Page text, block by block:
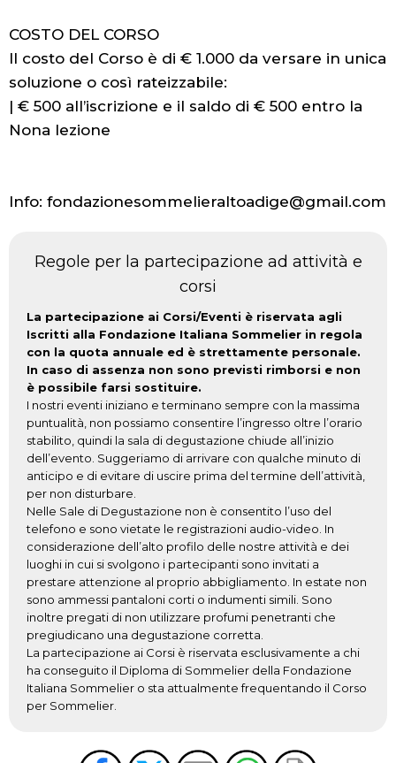
COSTO DEL CORSO
Il costo del Corso è di € 1.000 da versare in unica
soluzione o così rateizzabile:
| € 500 all’iscrizione e il saldo di € 500 entro la
Nona lezione
Info: fondazionesommelieraltoadige@gmail.com
Regole per la partecipazione ad attività e
corsi
La partecipazione ai Corsi/Eventi è riservata agli
Iscritti alla Fondazione Italiana Sommelier in regola
con la quota annuale ed è strettamente personale.
In caso di assenza non sono previsti rimborsi e non
è possibile farsi sostituire.
I nostri eventi iniziano e terminano sempre con la massima
puntualità, non possiamo consentire l’ingresso oltre l’orario
stabilito, quindi la sala di degustazione chiude all’inizio
dell’evento. Suggeriamo di arrivare con qualche minuto di
anticipo e di evitare di uscire prima del termine dell’attività,
per non disturbare.
Nelle Sale di Degustazione non è consentito l’uso del
telefono e sono vietate le registrazioni audio-video. In
considerazione dell’alto profilo delle nostre attività e dei
luoghi in cui si svolgono i partecipanti sono invitati a
prestare attenzione al proprio abbigliamento. In estate non
sono ammessi pantaloni corti o indumenti simili. Sono
inoltre pregati di non utilizzare profumi penetranti che
pregiudicano una degustazione corretta.
La partecipazione ai Corsi è riservata esclusivamente a chi
ha conseguito il Diploma di Sommelier della Fondazione
Italiana Sommelier o sta attualmente frequentando il Corso
per Sommelier.